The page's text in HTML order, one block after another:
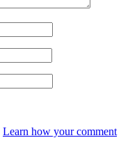
Learn how your comment